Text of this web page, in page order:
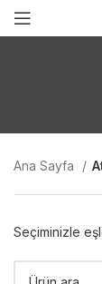
Ana Sayfa
Seçiminizle